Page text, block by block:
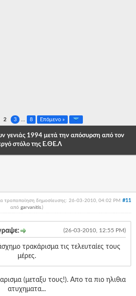
2 3 8 Επόμενο »
γενιάς 1994 μετά την απόσυρση από τον
στόλο της Ε.ΘΕ.Λ
#11
τροποποίηση δημοσίευσης: 26-03-2010, 04:02 PM
από garvanitis.)
(26-03-2010, 12:55 PM)
τρακάρισμα τις τελευταίες τους
μέρες.
(μεταξυ τους!). Απο τα πιο ηλιθια
ατυχηματα...